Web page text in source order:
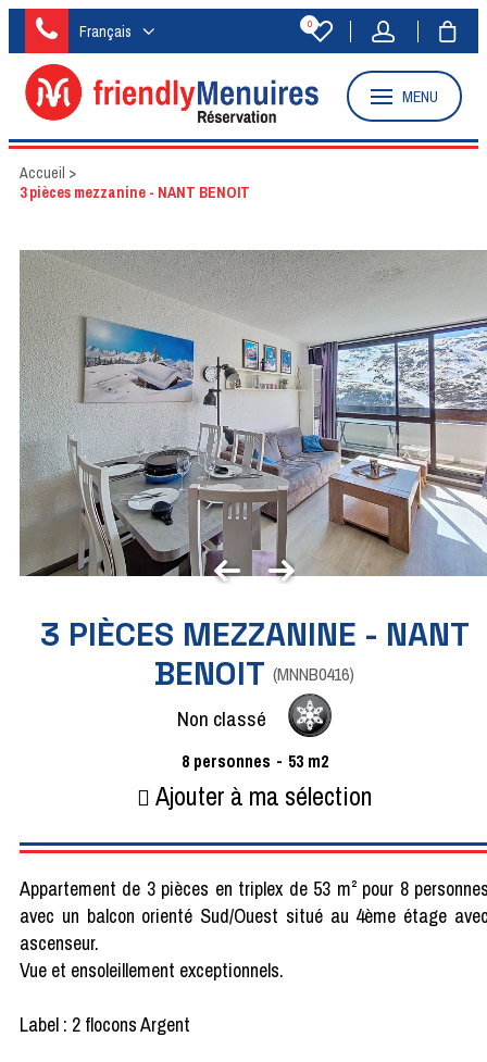
Français 0
MENU
Accueil >
3 pièces mezzanine - NANT BENOIT
3 PIÈCES MEZZANINE - NANT
BENOIT (MNNB0416)
Non classé
8 personnes 53 m2
Ajouter à ma sélection
Appartement de 3 pièces en triplex de 53 m² pour 8
avec un balcon orienté Sud/Ouest situé au 4ème étage
ascenseur.
Vue et ensoleillement exceptionnels.
Label : 2 flocons Argent